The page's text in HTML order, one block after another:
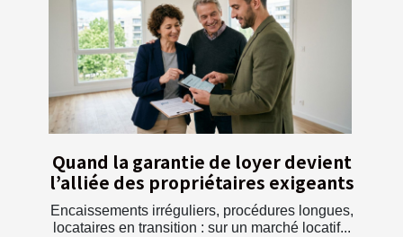
Quand la garantie de loyer devient
l’alliée des propriétaires exigeants
Encaissements irréguliers, procédures longues,
locataires en transition : sur un marché locatif...